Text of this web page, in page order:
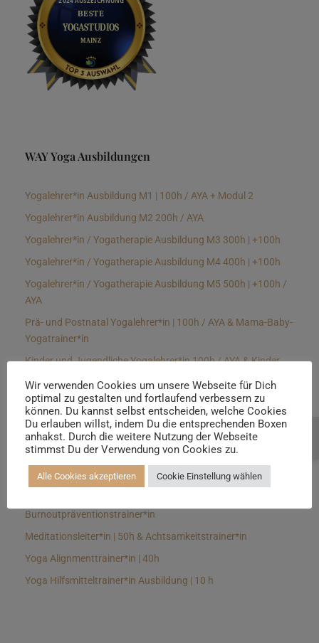
WAY Yoga Ausbildungen
Yogalehrer*in Ausbildung M1 | 100h / AYA + Modul 2
Yogalehrer*in Ausbildung M2 200h / AYA
Yogalehrer*in / Yogatherapie Ausbildung M3 300h | +100h
Yogalehrer*in / Yogatherapie Ausbildung M4 400h | +100h
Yogalehrer*in / Yogatherapie Ausbildung M5 500h | +100h /
AYA
Prä- und Postnatal Yogalehrer*in | 100h / AYA & Mama-Baby-
Yogatrainer*in
Kinder und Jugendliche Yogalehrer*in 100h / AYA & Kinder
Yin Yogalehrer*in | 100 h & Faszientrainer*in
Hormon Yogalehrer*in / Yogatherapeut*in &
Stressmanagementtrainer*in | 70h
Longevitytrainer*in
Burnoutpräventionstrainer*in
Meditationsleiter*in | 50h & Achtsamkeitstrainer*in
Yoga Alignmenttrainer*in | 40h
Yoga Hilfsmitteltrainer*in Ausbildung | 10 h
Wir verwenden Cookies um unsere Webseite für Dich
optimal zu gestalten und fortlaufend verbessern zu
können. Du kannst selbst entscheiden, welche Cookies
Du erlauben willst, indem Du die entsprechenden Boxen
anhakst. Durch die weitere Nutzung der Webseite
stimmst Du der Verwendung von Cookies zu.
Alle Cookies akzeptieren Cookie Einstellung wählen
Beratung buchen